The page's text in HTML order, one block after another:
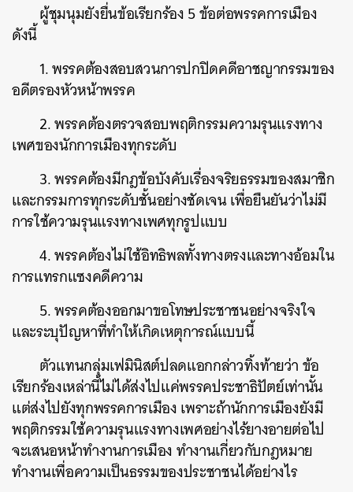
ผู้ชุมนุมยังยื่นข้อเรียกร้อง 5 ข้อต่อพรรคการเมือง
ดังนี้
1. พรรคต้องสอบสวนการปกปิดคดีอาชญากรรมของ
อดีตรองหัวหน้าพรรค
2. พรรคต้องตรวจสอบพฤติกรรมความรุนแรงทาง
เพศของนักการเมืองทุกระดับ
3. พรรคต้องมีกฎข้อบังคับเรื่องจริยธรรมของสมาชิก
และกรรมการทุกระดับชั้นอย่างชัดเจน เพื่อยืนยันว่าไม่มี
การใช้ความรุนแรงทางเพศทุกรูปแบบ
4. พรรคต้องไม่ใช้อิทธิพลทั้งทางตรงและทางอ้อมใน
การแทรกแซงคดีความ
5. พรรคต้องออกมาขอโทษประชาชนอย่างจริงใจ
และระบุปัญหาที่ทำให้เกิดเหตุการณ์แบบนี้
ตัวแทนกลุ่มเฟมินิสต์ปลดแอกกล่าวทิ้งท้ายว่า ข้อ
เรียกร้องเหล่านี้ไม่ได้ส่งไปแค่พรรคประชาธิปัตย์เท่านั้น
แต่ส่งไปยังทุกพรรคการเมือง เพราะถ้านักการเมืองยังมี
พฤติกรรมใช้ความรุนแรงทางเพศอย่างไร้ยางอายต่อไป
จะเสนอหน้าทำงานการเมือง ทำงานเกี่ยวกับกฎหมาย
ทำงานเพื่อความเป็นธรรมของประชาชนได้อย่างไร